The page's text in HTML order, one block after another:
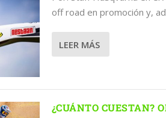
CON FINANCIAMIENTO
2019OFF ROAD
2019
off road en promoción y,
LEER MÁS
¿CUÁNTO CUESTAN?